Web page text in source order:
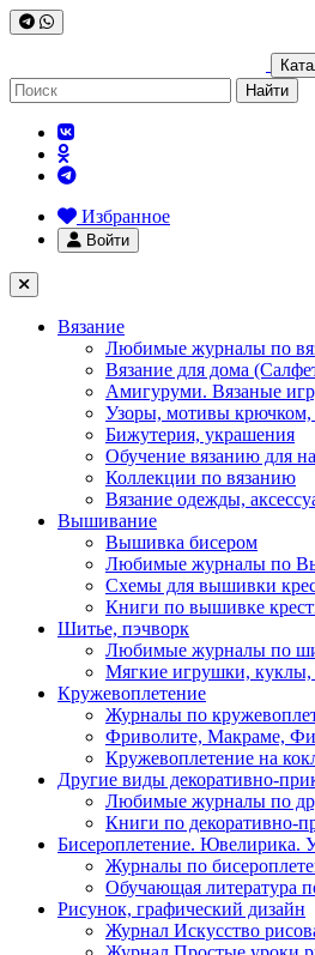
Найти
Избранное
Войти
Вязание
Любимые журналы по
Вязание для дома
Амигуруми. Вязаные
Узоры, мотивы крючком,
Бижутерия, украшения
Обучение вязанию для
Коллекции по вязанию
Вязание одежды,
Вышивание
Вышивка бисером
Любимые журналы по
Схемы для вышивки
Книги по вышивке
Шитье, пэчворк
Любимые журналы по
Мягкие игрушки, куклы,
Кружевоплетение
Журналы по
Фриволите, Макраме,
Кружевоплетение на
Другие виды декоративно-
Любимые журналы по
Книги по декоративно-
Бисероплетение. Ювелирика.
Журналы по
Обучающая литература
Рисунок, графический дизайн
Журнал Искусство